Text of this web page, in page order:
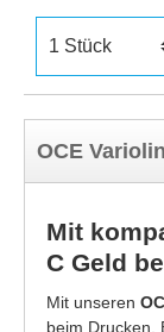
OCE
Mit
C Geld
Mit unseren
beim Drucken.